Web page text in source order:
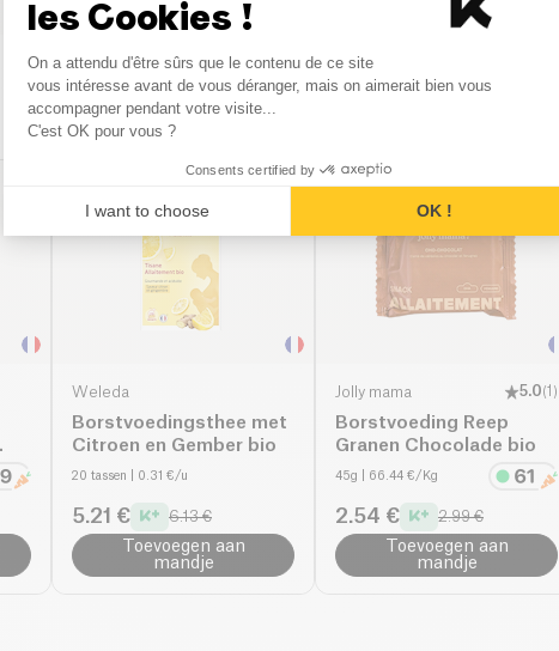
Vergelijkbare producten
Weleda
Borstvoedingsthee met
Citroen en Gember bio
20 tassen | 0.31 €/u
5.21 € 6.13 €
Toevoegen aan
mandje
Jolly mama 5.0(1 )
Borstvoeding Reep
Granen Chocolade bio
45g | 66.44 €/Kg
2.54 € 2.99 €
Toevoegen aan
mandje
les Cookies !
Consent Management
On a attendu d'être sûrs que le contenu de ce site
vous intéresse avant de vous déranger, mais on aimerait bien vous
accompagner pendant votre visite...
C'est OK pour vous ?
Consents certified by
I want to choose OK !
Axeptio consent